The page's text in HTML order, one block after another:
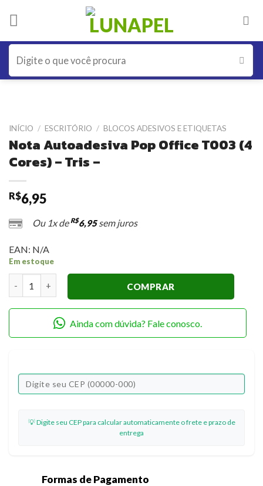
Pesquisar
por:
INÍCIO / ESCRITÓRIO / BLOCOS ADESIVOS E ETIQUETAS
Nota Autoadesiva Pop Office T003 (4
Cores) – Tris –
R$6,95
Ou 1x de R$6,95sem juros
EAN: N/A
Em estoque
COMPRAR
Ainda com dúvida? Fale conosco.
💡 Digite seu CEP para calcular automaticamente o frete e prazo de
entrega
Formas de Pagamento